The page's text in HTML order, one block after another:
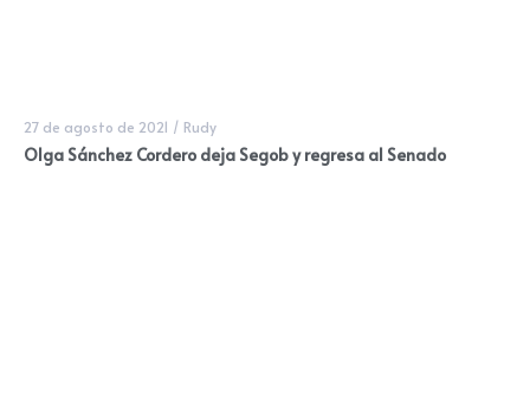
27 de agosto de 2021 / Rudy
Olga Sánchez Cordero deja Segob y regresa al Senado